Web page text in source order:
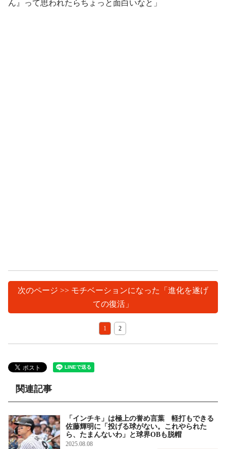
ん』って思われたらちょっと面白いなと」
次のページ >> モチベーションになった「進化を遂げ
ての復活」
1 2
関連記事
「インチキ」は極上の誉め言葉 軽打もできる
佐藤輝明に「投げる球がない。これやられた
ら、たまんないわ」と球界OBも脱帽
2025.08.08